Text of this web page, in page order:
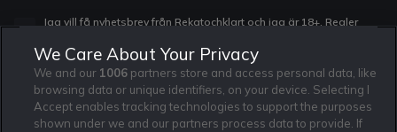
Jag vill få nyhetsbrev från Rekatochklart och jag är 18+. Regler
We Care About Your Privacy
We and our 1006 partners store and access personal data, like
browsing data or unique identifiers, on your device. Selecting I
Accept enables tracking technologies to support the purposes
shown under we and our partners process data to provide. If